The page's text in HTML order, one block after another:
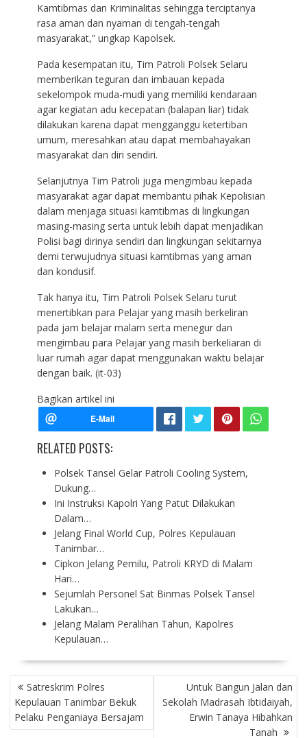
Kamtibmas dan Kriminalitas sehingga terciptanya
rasa aman dan nyaman di tengah-tengah
masyarakat,” ungkap Kapolsek.
Pada kesempatan itu, Tim Patroli Polsek Selaru
memberikan teguran dan imbauan kepada
sekelompok muda-mudi yang memiliki kendaraan
agar kegiatan adu kecepatan (balapan liar) tidak
dilakukan karena dapat mengganggu ketertiban
umum, meresahkan atau dapat membahayakan
masyarakat dan diri sendiri.
Selanjutnya Tim Patroli juga mengimbau kepada
masyarakat agar dapat membantu pihak Kepolisian
dalam menjaga situasi kamtibmas di lingkungan
masing-masing serta untuk lebih dapat menjadikan
Polisi bagi dirinya sendiri dan lingkungan sekitarnya
demi terwujudnya situasi kamtibmas yang aman
dan kondusif.
Tak hanya itu, Tim Patroli Polsek Selaru turut
menertibkan para Pelajar yang masih berkeliran
pada jam belajar malam serta menegur dan
mengimbau para Pelajar yang masih berkeliaran di
luar rumah agar dapat menggunakan waktu belajar
dengan baik. (it-03)
Bagikan artikel ini
RELATED POSTS:
Polsek Tansel Gelar Patroli Cooling System,
Dukung…
Ini Instruksi Kapolri Yang Patut Dilakukan
Dalam…
Jelang Final World Cup, Polres Kepulauan
Tanimbar…
Cipkon Jelang Pemilu, Patroli KRYD di Malam
Hari…
Sejumlah Personel Sat Binmas Polsek Tansel
Lakukan…
Jelang Malam Peralihan Tahun, Kapolres
Kepulauan…
P
O
S
T
Satreskrim Polres
Kepulauan Tanimbar Bekuk
Pelaku Penganiaya Bersajam
Untuk Bangun Jalan dan
Sekolah Madrasah Ibtidaiyah,
Erwin Tanaya Hibahkan
Tanah